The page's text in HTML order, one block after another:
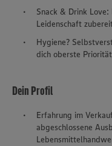
Snack & Drink
Leidenschaft
Hygiene?
dich oberste
Dein Profil
Erfahrung im
abgeschlossene